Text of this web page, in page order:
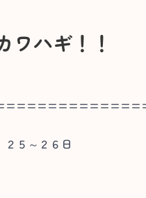
ワハギ！！
５～２６日